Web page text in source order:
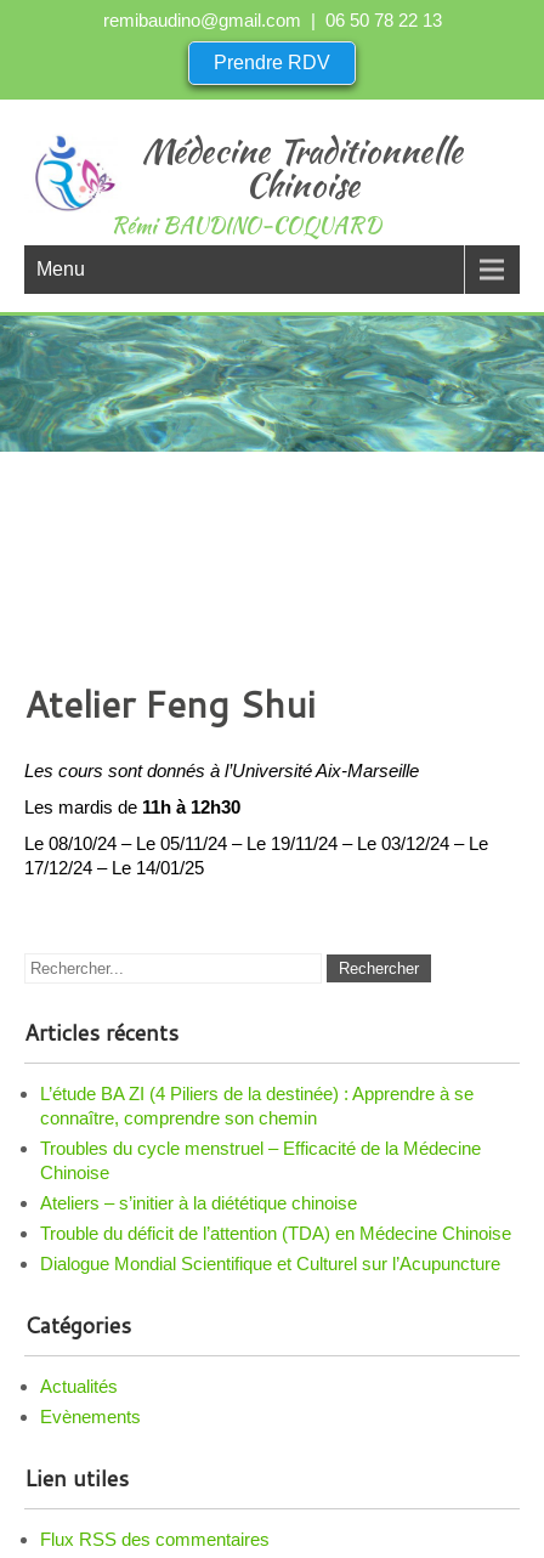
remibaudino@gmail.com | 06 50 78 22 13
Prendre RDV
Médecine Traditionnelle
Chinoise
Rémi BAUDINO-COQUARD
Menu
Atelier Feng Shui
Les cours sont donnés à l’Université Aix-Marseille
Les mardis de 11h à 12h30
Le 08/10/24 – Le 05/11/24 – Le 19/11/24 – Le 03/12/24 – Le
17/12/24 – Le 14/01/25
Articles récents
L’étude BA ZI (4 Piliers de la destinée) : Apprendre à se
connaître, comprendre son chemin
Troubles du cycle menstruel – Efficacité de la Médecine
Chinoise
Ateliers – s’initier à la diététique chinoise
Trouble du déficit de l’attention (TDA) en Médecine Chinoise
Dialogue Mondial Scientifique et Culturel sur l’Acupuncture
Catégories
Actualités
Evènements
Lien utiles
Flux RSS des commentaires